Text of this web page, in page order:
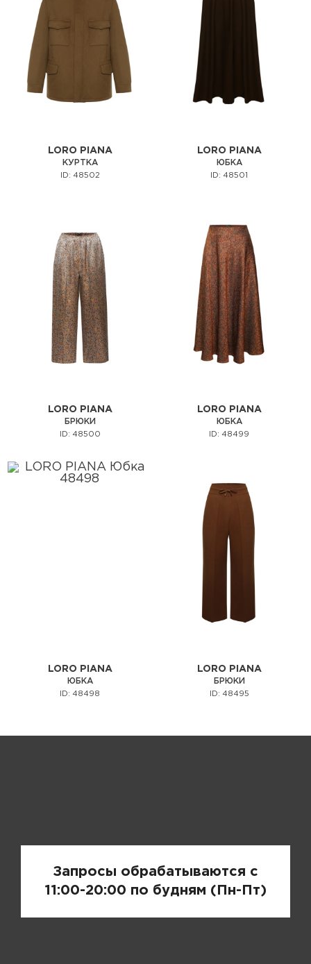
LORO PIANA
КУРТКА
ID: 48502
LORO PIANA
ЮБКА
ID: 48501
LORO PIANA
БРЮКИ
ID: 48500
LORO PIANA
ЮБКА
ID: 48499
LORO PIANA
ЮБКА
ID: 48498
LORO PIANA
БРЮКИ
ID: 48495
Запросы обрабатываются с
11:00-20:00 по будням (Пн-Пт)